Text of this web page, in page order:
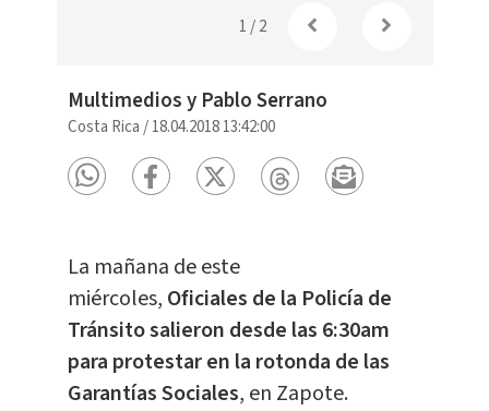
1 /2
Multimedios y Pablo Serrano
Costa Rica /18.04.2018 13:42:00
La mañana de este
miércoles, Oficiales de la Policía de
Tránsito salieron desde las 6:30am
para protestar en la rotonda de las
Garantías Sociales, en Zapote.